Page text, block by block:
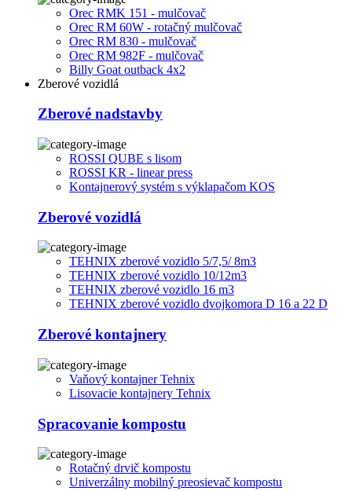
Orec RMK 151 - mulčovač
Orec RM 60W - rotačný mulčovač
Orec RM 830 - mulčovač
Orec RM 982F - mulčovač
Billy Goat outback 4x2
Zberové vozidlá
Zberové nadstavby
ROSSI QUBE s lisom
ROSSI KR - linear press
Kontajnerový systém s výklapačom KOS
Zberové vozidlá
TEHNIX zberové vozidlo 5/7,5/ 8m3
TEHNIX zberové vozidlo 10/12m3
TEHNIX zberové vozidlo 16 m3
TEHNIX zberové vozidlo dvojkomora D 16 a 22 D
Zberové kontajnery
Vaňový kontajner Tehnix
Lisovacie kontajnery Tehnix
Spracovanie kompostu
Rotačný drvič kompostu
Univerzálny mobilný preosievač kompostu